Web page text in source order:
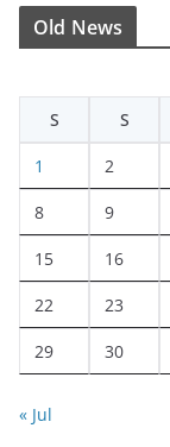
Old News
S
S
1 2
8 9
15 16
22 23
29 30
« Jul